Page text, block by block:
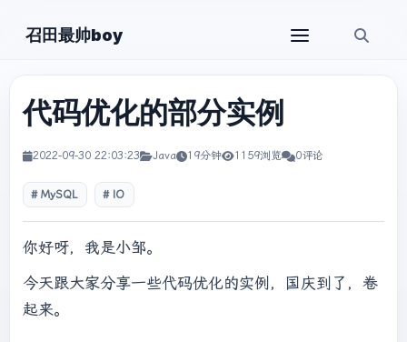
召田最帅boy
代码优化的部分实例
2022-09-30 22:03:23 Java 19分钟 1159浏览 0评论
MySQL IO
你好呀，我是小邹。
今天跟大家分享一些代码优化的实例，国庆到了，卷
起来。